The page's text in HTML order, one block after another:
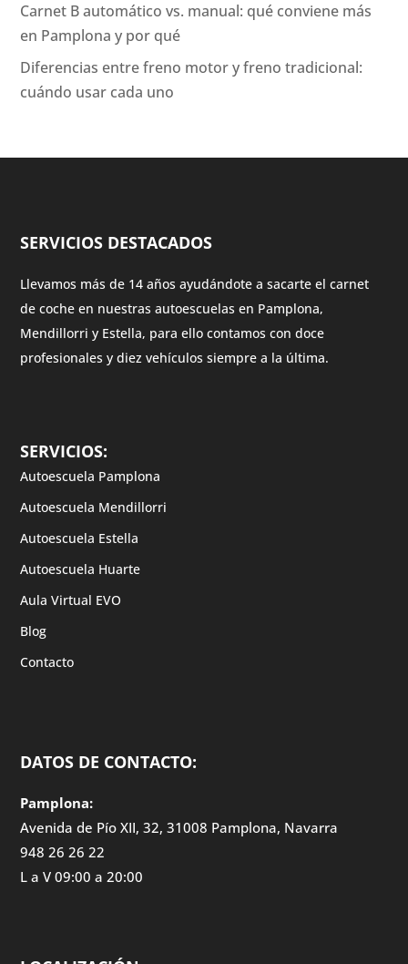
Carnet B automático vs. manual: qué conviene más
en Pamplona y por qué
Diferencias entre freno motor y freno tradicional:
cuándo usar cada uno
SERVICIOS DESTACADOS
Llevamos más de 14 años ayudándote a sacarte el carnet
de coche en nuestras autoescuelas en Pamplona,
Mendillorri y Estella, para ello contamos con doce
profesionales y diez vehículos siempre a la última.
SERVICIOS:
Autoescuela Pamplona
Autoescuela Mendillorri
Autoescuela Estella
Autoescuela Huarte
Aula Virtual EVO
Blog
Contacto
DATOS DE CONTACTO:
Pamplona:
Avenida de Pío XII, 32, 31008 Pamplona, Navarra
948 26 26 22
L a V 09:00 a 20:00